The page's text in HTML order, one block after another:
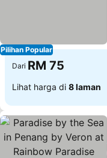
Pilihan Popular
Dari RM 75
Lihat harga di 8 laman